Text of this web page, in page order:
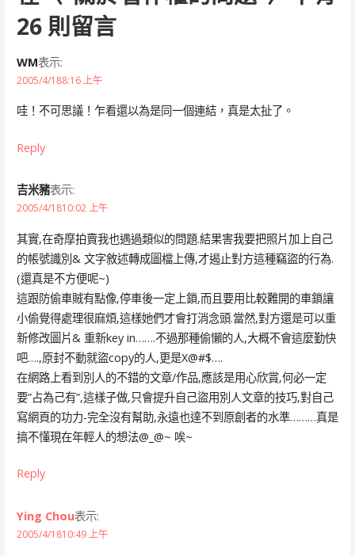
26 則留言
WM表示:
2005/4/188:16 上午
哇！不可思議！乍看還以為是同一個連結，真是太扯了。
Reply
吉米豬表示:
2005/4/1810:02 上午
其實,在奇摩拍賣我也遇過類似的問題.結果害我要把照片加上自己
的帳號識別& 文字敘述轉成圖檔上傳,才遏止對方這種竊盜的行為.
(還真是不方便呢~)
這跟防偷車賊有點像,停車後一定上鎖,而且要用比較難開的車鎖讓
小偷覺得處理很麻煩,這樣她們才會打消念頭.當然,對方還是可以重
新修改圖片& 重新key in…….不過那種偷懶的人,大概不會這麼勤快
吧….,原封不動就盜copy的人,更是X@#$….
在網路上看到別人的不錯的文章/作品,應該是用心欣賞,何必一定
要”占為己有”,這樣子做,只會提升自己盜用別人文章的技巧,對自己
寫網頁的功力-完全沒有幫助,永遠也達不到原創者的水準………真是
搞不懂現在年輕人的想法@_@~ 唉~
Reply
Ying Chou表示:
2005/4/1810:49 上午